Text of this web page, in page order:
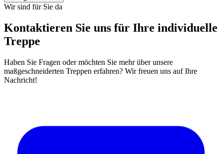
Wir sind für Sie da
Kontaktieren Sie uns für Ihre individuelle
Treppe
Haben Sie Fragen oder möchten Sie mehr über unsere
maßgeschneiderten Treppen erfahren? Wir freuen uns auf Ihre
Nachricht!